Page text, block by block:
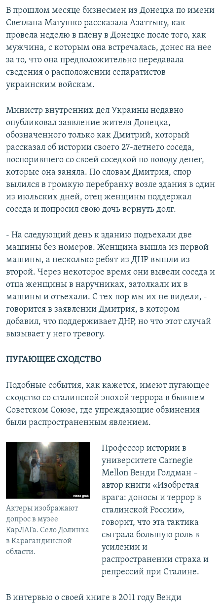
В прошлом месяце бизнесмен из Донецка по имени
Светлана Матушко рассказала Азаттыку, как
провела неделю в плену в Донецке после того, как
мужчина, с которым она встречалась, донес на нее
за то, что она предположительно передавала
сведения о расположении сепаратистов
украинским войскам.
Министр внутренних дел Украины недавно
опубликовал заявление жителя Донецка,
обозначенного только как Дмитрий, который
рассказал об истории своего 27-летнего соседа,
поспорившего со своей соседкой по поводу денег,
которые она заняла. По словам Дмитрия, спор
вылился в громкую перебранку возле здания в один
из июльских дней, отец женщины поддержал
соседа и попросил свою дочь вернуть долг.
- На следующий день к зданию подъехали две
машины без номеров. Женщина вышла из первой
машины, а несколько ребят из ДНР вышли из
второй. Через некоторое время они вывели соседа и
отца женщины в наручниках, затолкали их в
машины и отъехали. С тех пор мы их не видели, -
говорится в заявлении Дмитрия, в котором
добавил, что поддерживает ДНР, но что этот случай
вызывает у него тревогу.
ПУГАЮЩЕЕ СХОДСТВО
Подобные события, как кажется, имеют пугающее
сходство со сталинской эпохой террора в бывшем
Советском Союзе, где упреждающие обвинения
были распространенным явлением.
Актеры изображают
допрос в музее
КарЛАГа. Село Долинка
в Карагандинской
области.
Профессор истории в
университете Carnegie
Mellon Венди Голдман –
автор книги «Изобретая
врага: доносы и террор в
сталинской России»,
говорит, что эта тактика
сыграла большую роль в
усилении и
распространении страха и
репрессий при Сталине.
В интервью о своей книге в 2011 году Венди